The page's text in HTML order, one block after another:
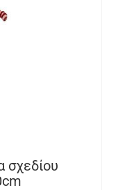
σχεδίου